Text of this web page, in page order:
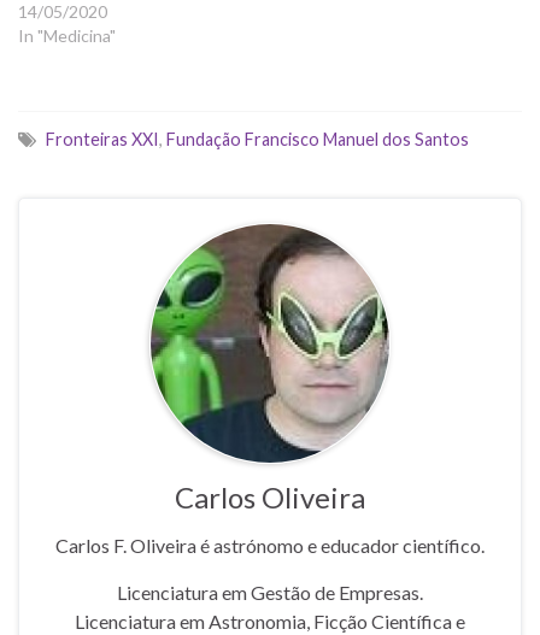
14/05/2020
In "Medicina"
Fronteiras XXI, Fundação Francisco Manuel dos Santos
Carlos Oliveira
Carlos F. Oliveira é astrónomo e educador científico.
Licenciatura em Gestão de Empresas.
Licenciatura em Astronomia, Ficção Científica e